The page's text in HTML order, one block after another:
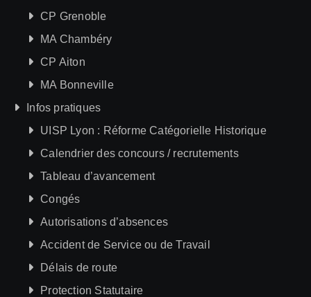
CP Grenoble
MA Chambéry
CP Aiton
MA Bonneville
Infos pratiques
UISP Lyon : Réforme Catégorielle Historique
Calendrier des concours / recrutements
Tableau d’avancement
Congés
Autorisations d’absences
Accident de Service ou de Travail
Délais de route
Protection Statutaire